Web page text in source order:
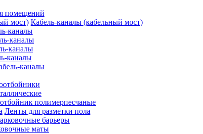
помещений
Кабель-каналы (кабельный мост)
каналы
каналы
каналы
каналы
каналы
полимерпесчаные
Ленты для разметки пола
барьеры
маты